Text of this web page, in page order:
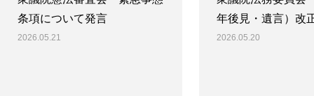
条項について発言
2026.05.21
年後見・遺言）改
2026.05.20